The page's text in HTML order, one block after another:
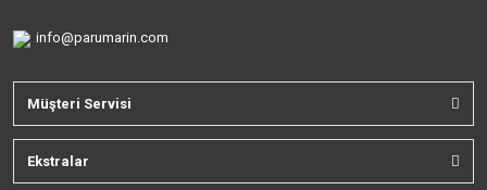
info@parumarin.com
Müşteri Servisi
Ekstralar